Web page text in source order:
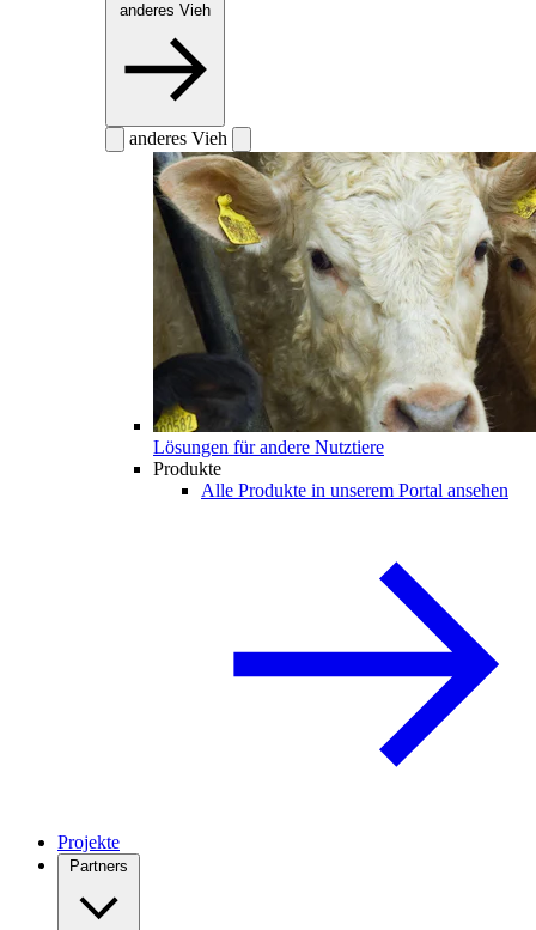
anderes Vieh
anderes Vieh
Lösungen für andere Nutztiere
Produkte
Alle Produkte in unserem Portal ansehen
Projekte
Partners